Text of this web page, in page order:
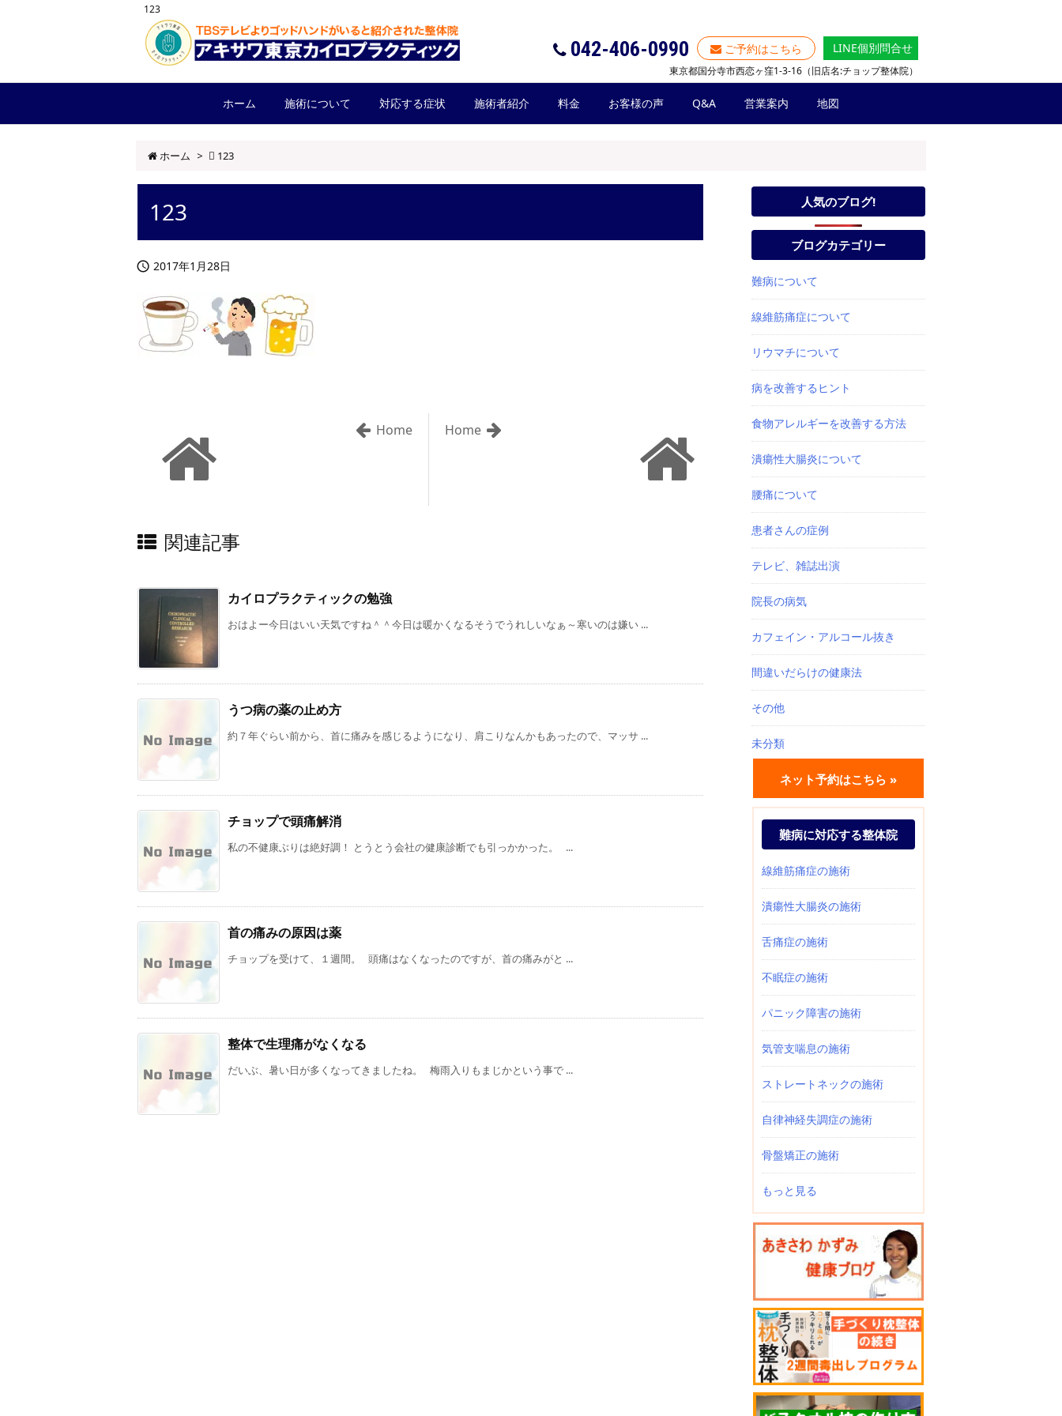
123
042-406-0990 ご予約はこちら LINE個別問合せ
東京都国分寺市西恋ヶ窪1-3-16（旧店名:チョップ整体院）
ホーム 施術について 対応する症状 施術者紹介 料金 お客様の声 Q&A 営業案内 地図
ホーム > 123
123
 2017年1月28日
Home
Home
関連記事
カイロプラクティックの勉強
おはよー今日はいい天気ですね＾＾今日は暖かくなるそうでうれしいなぁ～寒いのは嫌い ...
うつ病の薬の止め方
約７年ぐらい前から、首に痛みを感じるようになり、肩こりなんかもあったので、マッサ ...
チョップで頭痛解消
私の不健康ぶりは絶好調！ とうとう会社の健康診断でも引っかかった。 ...
首の痛みの原因は薬
チョップを受けて、１週間。 頭痛はなくなったのですが、首の痛みがと ...
整体で生理痛がなくなる
だいぶ、暑い日が多くなってきましたね。 梅雨入りもまじかという事で ...
人気のブログ!
ブログカテゴリー
難病について
線維筋痛症について
リウマチについて
病を改善するヒント
食物アレルギーを改善する方法
潰瘍性大腸炎について
腰痛について
患者さんの症例
テレビ、雑誌出演
院長の病気
カフェイン・アルコール抜き
間違いだらけの健康法
その他
未分類
ネット予約はこちら »
難病に対応する整体院
線維筋痛症の施術
潰瘍性大腸炎の施術
舌痛症の施術
不眠症の施術
パニック障害の施術
気管支喘息の施術
ストレートネックの施術
自律神経失調症の施術
骨盤矯正の施術
もっと見る